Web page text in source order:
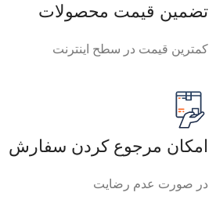
تضمین قیمت محصولات
کمترین قیمت در سطح اینترنت
امکان مرجوع کردن سفارش
در صورت عدم رضایت